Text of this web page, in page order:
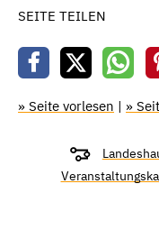
SEITE TEILEN
» Seite vorlesen | »